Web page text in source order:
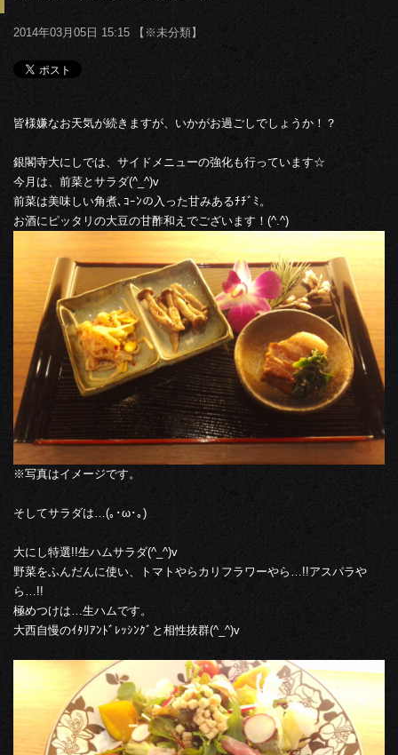
2014年03月05日 15:15 【 ※未分類】
皆様嫌なお天気が続きますが、いかがお過ごしでしょうか！？
銀閣寺大にしでは、サイドメニューの強化も行っています☆
今月は、前菜とサラダ(^_^)v
前菜は美味しい角煮､ｺｰﾝの入った甘みあるﾁﾁﾞﾐ。
お酒にピッタリの大豆の甘酢和えでございます！(^.^)
※写真はイメージです。
そしてサラダは…(｡･ω･｡)
大にし特選!!生ハムサラダ(^_^)v
野菜をふんだんに使い、トマトやらカリフラワーやら…!!アスパラや
ら…!!
極めつけは…生ハムです。
大西自慢のｲﾀﾘｱﾝﾄﾞﾚｯｼﾝｸﾞと相性抜群(^_^)v